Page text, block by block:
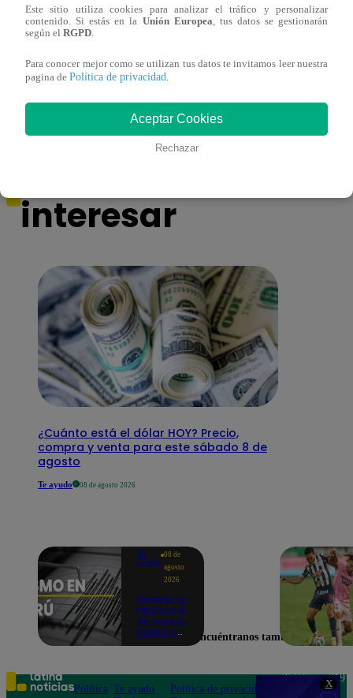
X
galería en San Juan de Lurigancho
También te puede
interesar
¿Cuánto está el dólar HOY? Precio,
compra y venta para este sábado 8 de
agosto
Te ayudo 08 de agosto 2026
Te
ayudo
08 de
agosto
2026
Temblor en
Perú hoy, 8
de agosto:
horario y
según IGP
Este sitio utiliza cookies para analizar el tráfico y personalizar
contenido. Si estás en la Unión Europea, tus datos se gestionarán
según el RGPD.
Para conocer mejor como se utilizan tus datos te invitamos leer nuestra
pagina de Política de privacidad.
Aceptar Cookies
Rechazar
Encuéntranos también en
Política Te ayudo
Política de privacidad
Teléfono: 219